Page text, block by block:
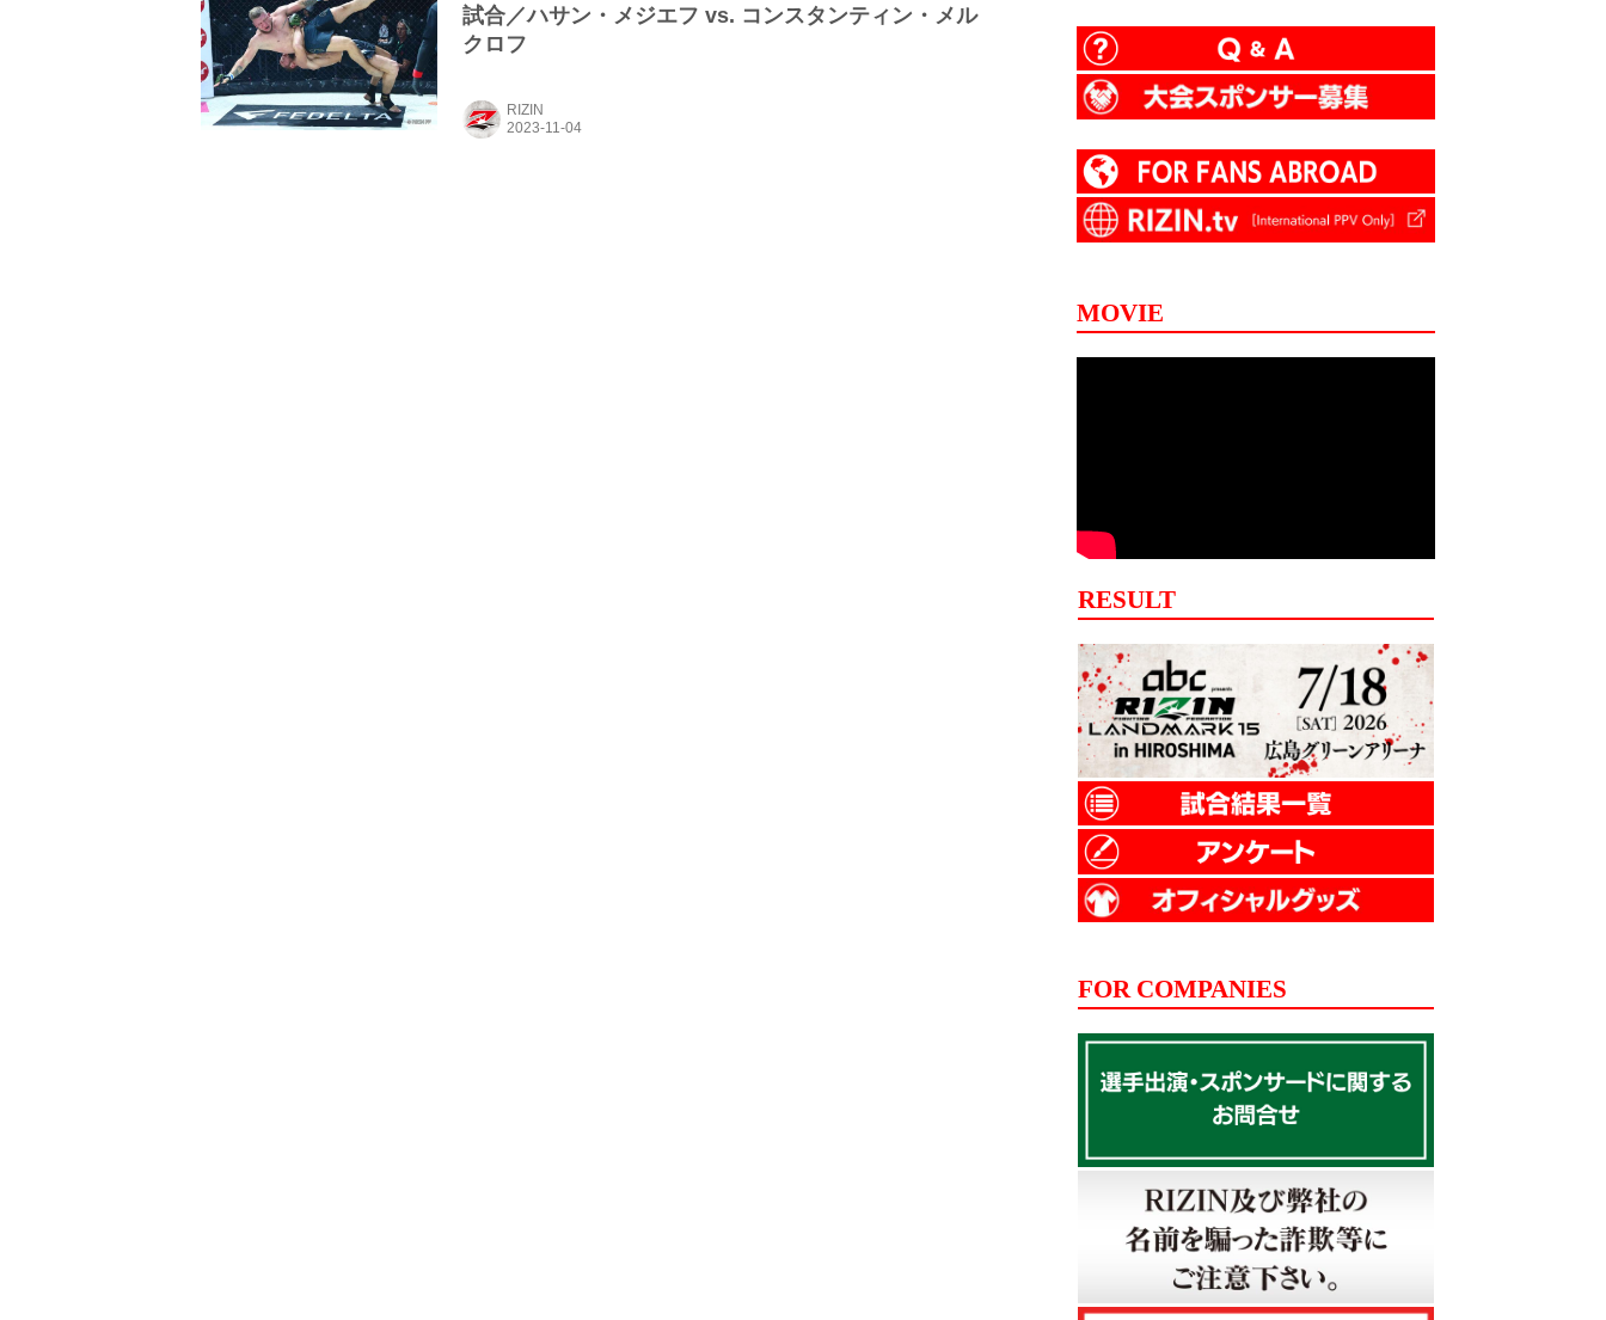
試合／ハサン・メジエフ vs. コンスタンティン・メル
クロフ
RIZIN
MOVIE
RESULT
FOR COMPANIES